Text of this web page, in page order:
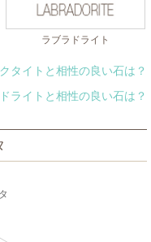
ラブラドライト
タイトと相性の良い石は？
ライトと相性の良い石は？